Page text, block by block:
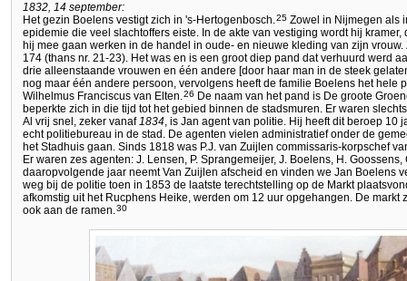
1832, 14 september:
Het gezin Boelens vestigt zich in 's-Hertogenbosch.25 Zowel in Nijmegen als
epidemie die veel slachtoffers eiste. In de akte van vestiging wordt hij
hij mee gaan werken in de handel in oude- en nieuwe kleding van zijn
174 (thans nr. 21-23). Het was en is een groot diep pand dat verhuurd werd
drie alleenstaande vrouwen en één andere [door haar man in de steek
nog maar één andere persoon, vervolgens heeft de familie Boelens het hele
Wilhelmus Franciscus van Elten.26 De naam van het pand is De groote
beperkte zich in die tijd tot het gebied binnen de stadsmuren. Er waren
Al vrij snel, zeker vanaf1834, is Jan agent van politie. Hij heeft dit beroep 10
echt politiebureau in de stad. De agenten vielen administratief onder de
het Stadhuis gaan. Sinds 1818 was P.J. van Zuijlen commissaris-korpschef
Er waren zes agenten: J. Lensen, P. Sprangemeijer, J. Boelens, H. Goossens,
daaropvolgende jaar neemt Van Zuijlen afscheid en vinden we Jan Boelens
weg bij de politie toen in 1853 de laatste terechtstelling op de Markt
afkomstig uit het Rucphens Heike, werden om 12 uur opgehangen. De markt
ook aan de ramen.30